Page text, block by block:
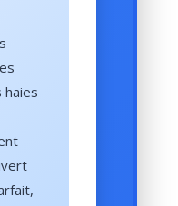
haies